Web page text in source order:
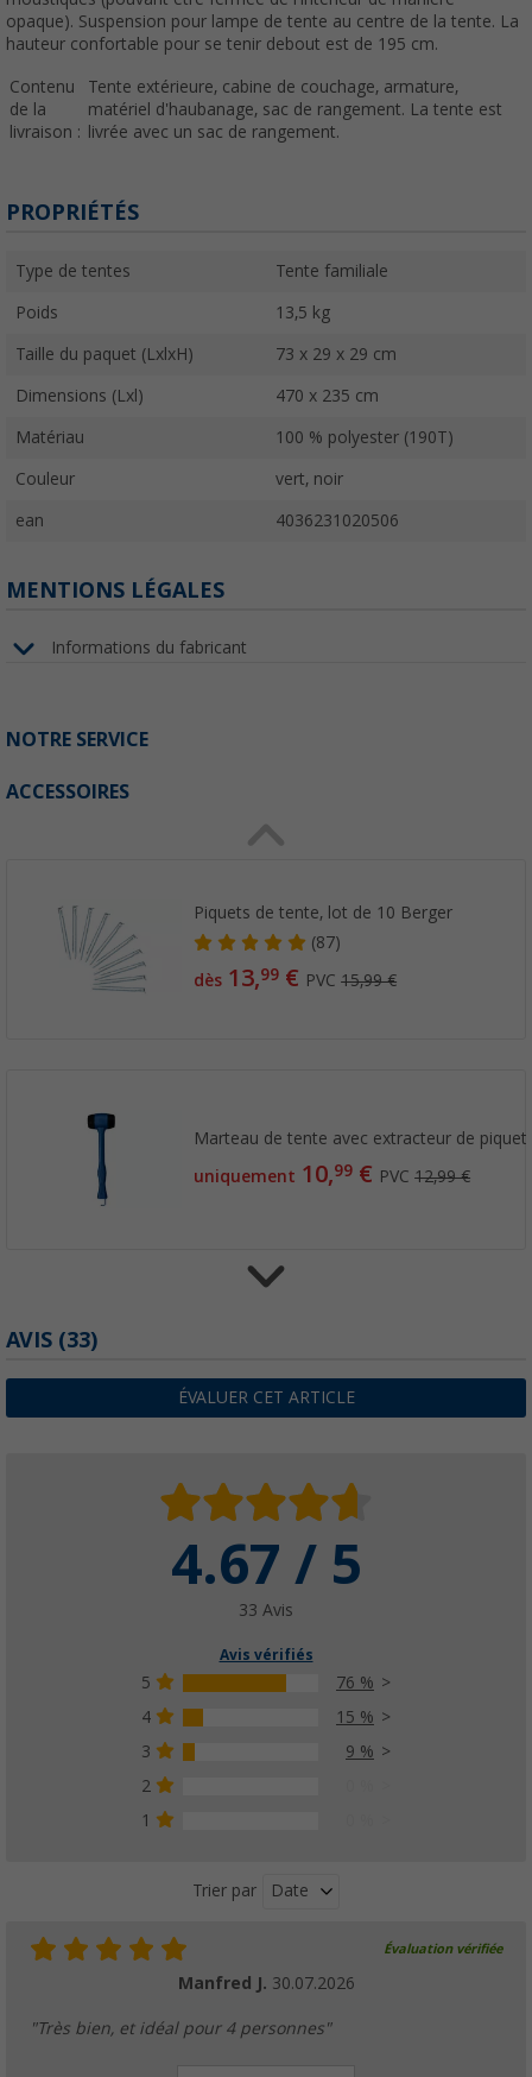
opaque). Suspension pour lampe de tente au centre de la tente. La
hauteur confortable pour se tenir debout est de 195 cm.
Contenu
de la
livraison :
Tente extérieure, cabine de couchage, armature,
matériel d'haubanage, sac de rangement. La tente est
livrée avec un sac de rangement.
PROPRIÉTÉS
Type de tentes Tente familiale
Poids 13,5 kg
Taille du paquet (LxlxH) 73 x 29 x 29 cm
Dimensions (Lxl) 470 x 235 cm
Matériau 100 % polyester (190T)
Couleur vert, noir
ean 4036231020506
MENTIONS LÉGALES
Informations du fabricant
NOTRE SERVICE
ACCESSOIRES
Piquets de tente, lot de 10 Berger
(87)
dès 13,99 € PVC15,99 €
Marteau de tente avec extracteur de
uniquement 10,99 € PVC12,99 €
9,99€
uniquement 14,99€
Autres versions disponibles
Piquets de tente, 22 cm lot de 10, acier
AVIS (33)
ÉVALUER CET ARTICLE
4.67 / 5
33 Avis
Avis vérifiés
5
76 %
4
15 %
3
9 %
2
1
Trier par Date
Évaluation vérifiée
Manfred J. 30.07.2026
"Très bien, et idéal pour 4 personnes"